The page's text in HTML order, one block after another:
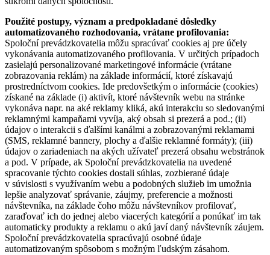
Použité postupy, význam a predpokladané dôsledky
automatizovaného rozhodovania, vrátane profilovania:
Spoloční prevádzkovatelia môžu spracúvať cookies aj pre účely
vykonávania automatizovaného profilovania. V určitých prípadoch
zasielajú personalizované marketingové informácie (vrátane
zobrazovania reklám) na základe informácií, ktoré získavajú
prostredníctvom cookies. Ide predovšetkým o informácie (cookies)
získané na základe (i) aktivít, ktoré návštevník webu na stránke
vykonáva napr. na aké reklamy kliká, akú interakciu so sledovanými
reklamnými kampaňami vyvíja, aký obsah si prezerá a pod.; (ii)
údajov o interakcii s ďalšími kanálmi a zobrazovanými reklamami
(SMS, reklamné bannery, plochy a ďalšie reklamné formáty); (iii)
údajov o zariadeniach na akých užívateľ prezerá obsahu webstránok
a pod. V prípade, ak Spoloční prevádzkovatelia na uvedené
spracovanie týchto cookies dostali súhlas, zozbierané údaje
v súvislosti s využívaním webu a podobných služieb im umožnia
lepšie analyzovať správanie, záujmy, preferencie a možnosti
návštevníka, na základe čoho môžu návštevníkov profilovať,
zaraďovať ich do jednej alebo viacerých kategórií a ponúkať im tak
automaticky produkty a reklamu o akú javí daný návštevník záujem.
Spoloční prevádzkovatelia spracúvajú osobné údaje
automatizovaným spôsobom s možným ľudským zásahom.